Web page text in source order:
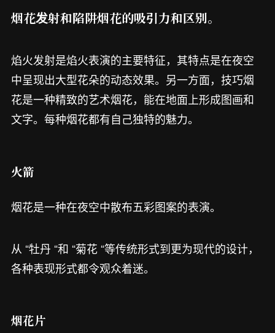
烟花发射和陷阱烟花的吸引力和区别。
焰火发射是焰火表演的主要特征，其特点是在夜空
中呈现出大型花朵的动态效果。另一方面，技巧烟
花是一种精致的艺术烟花，能在地面上形成图画和
文字。每种烟花都有自己独特的魅力。
火箭
烟花是一种在夜空中散布五彩图案的表演。
从 “牡丹 “和 “菊花 “等传统形式到更为现代的设计，
各种表现形式都令观众着迷。
烟花片